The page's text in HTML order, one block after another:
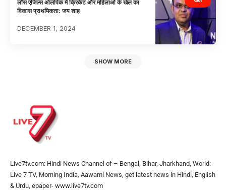
लॉस एंजिल्स ओलंपिक में क्रिकेट और महिलाओं के खेल का
विकास प्राथमिकता: जय शाह
DECEMBER 1, 2024
SHOW MORE
Live7tv.com: Hindi News Channel of – Bengal, Bihar, Jharkhand, World:
Live 7 TV, Morning India, Aawami News, get latest news in Hindi, English
& Urdu, epaper- www.live7tv.com